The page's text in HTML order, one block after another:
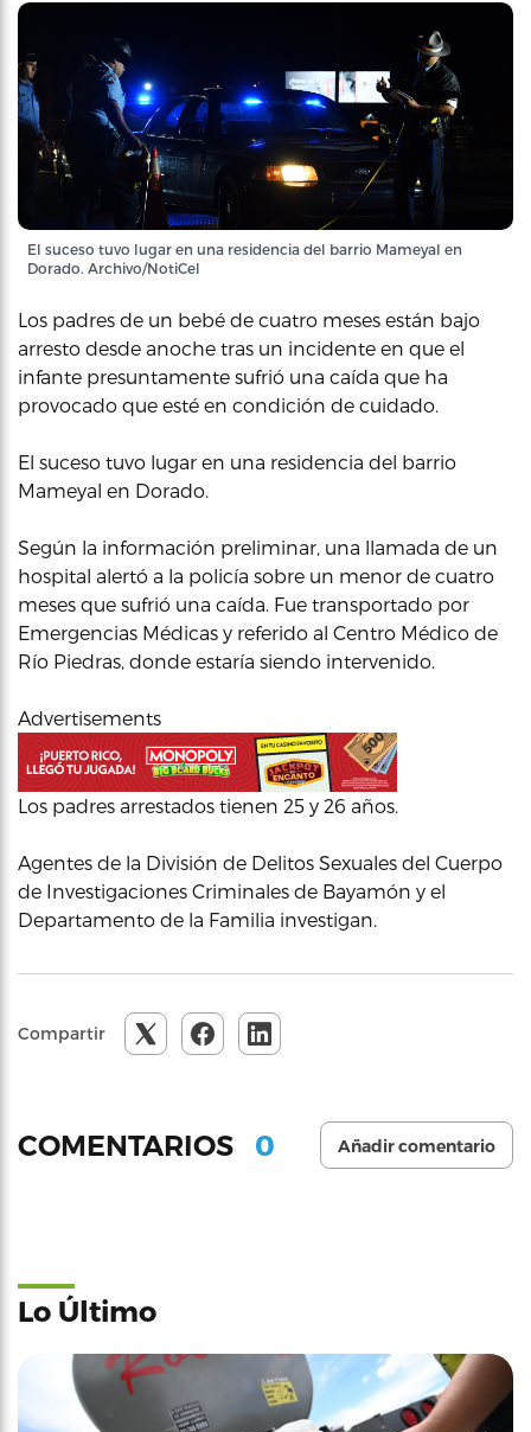
El suceso tuvo lugar en una residencia del barrio Mameyal en
Dorado. Archivo/NotiCel
Los padres de un bebé de cuatro meses están bajo
arresto desde anoche tras un incidente en que el
infante presuntamente sufrió una caída que ha
provocado que esté en condición de cuidado.
El suceso tuvo lugar en una residencia del barrio
Mameyal en Dorado.
Según la información preliminar, una llamada de un
hospital alertó a la policía sobre un menor de cuatro
meses que sufrió una caída. Fue transportado por
Emergencias Médicas y referido al Centro Médico de
Río Piedras, donde estaría siendo intervenido.
Advertisements
Los padres arrestados tienen 25 y 26 años.
Agentes de la División de Delitos Sexuales del Cuerpo
de Investigaciones Criminales de Bayamón y el
Departamento de la Familia investigan.
Compartir
COMENTARIOS 0 Añadir comentario
Lo Último